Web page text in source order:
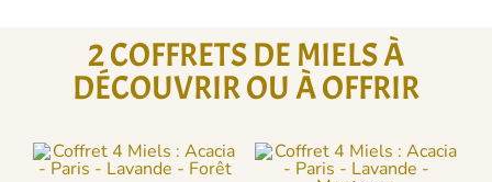
2 COFFRETS DE MIELS À
DÉCOUVRIR OU À OFFRIR